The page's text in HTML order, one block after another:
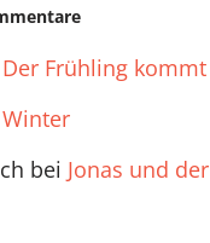
Der Frühling kommt
Winter
bei Jonas und der